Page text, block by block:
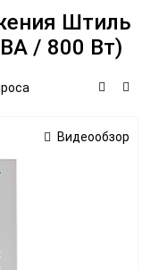
Штиль
/ 800 Вт)
Видеообзор